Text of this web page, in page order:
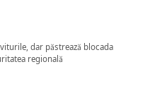
dar păstrează blocada
regională